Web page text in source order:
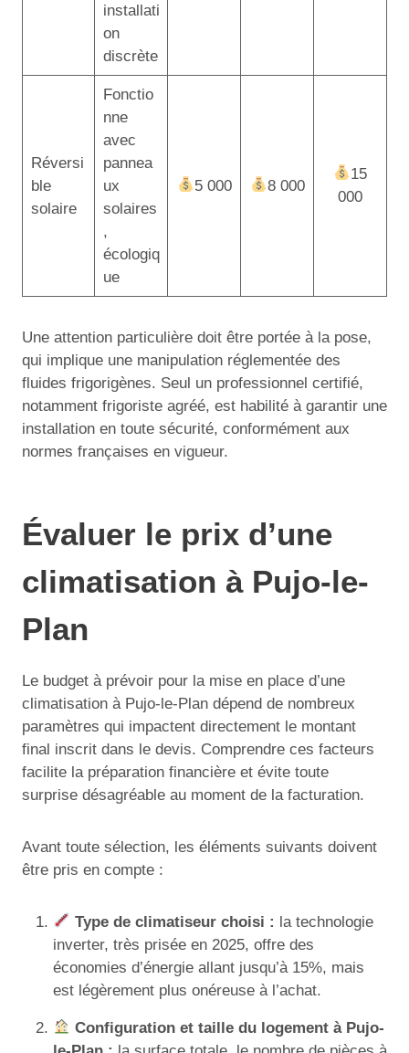
installati
on
discrète
Réversi
ble
solaire
Fonctio
nne
avec
pannea
ux
solaires
,
écologiq
ue
5 000 8 000
15
000
Une attention particulière doit être portée à la pose,
qui implique une manipulation réglementée des
fluides frigorigènes. Seul un professionnel certifié,
notamment frigoriste agréé, est habilité à garantir une
installation en toute sécurité, conformément aux
normes françaises en vigueur.
Évaluer le prix d’une
climatisation à Pujo-le-
Plan
Le budget à prévoir pour la mise en place d’une
climatisation à Pujo-le-Plan dépend de nombreux
paramètres qui impactent directement le montant
final inscrit dans le devis. Comprendre ces facteurs
facilite la préparation financière et évite toute
surprise désagréable au moment de la facturation.
Avant toute sélection, les éléments suivants doivent
être pris en compte :
Type de climatiseur choisi : la technologie
inverter, très prisée en 2025, offre des
économies d’énergie allant jusqu’à 15%, mais
est légèrement plus onéreuse à l’achat.
Configuration et taille du logement à Pujo-